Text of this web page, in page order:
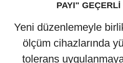
PAYI"
Yeni düzenlemeyle
ölçüm cihazlarında
tolerans